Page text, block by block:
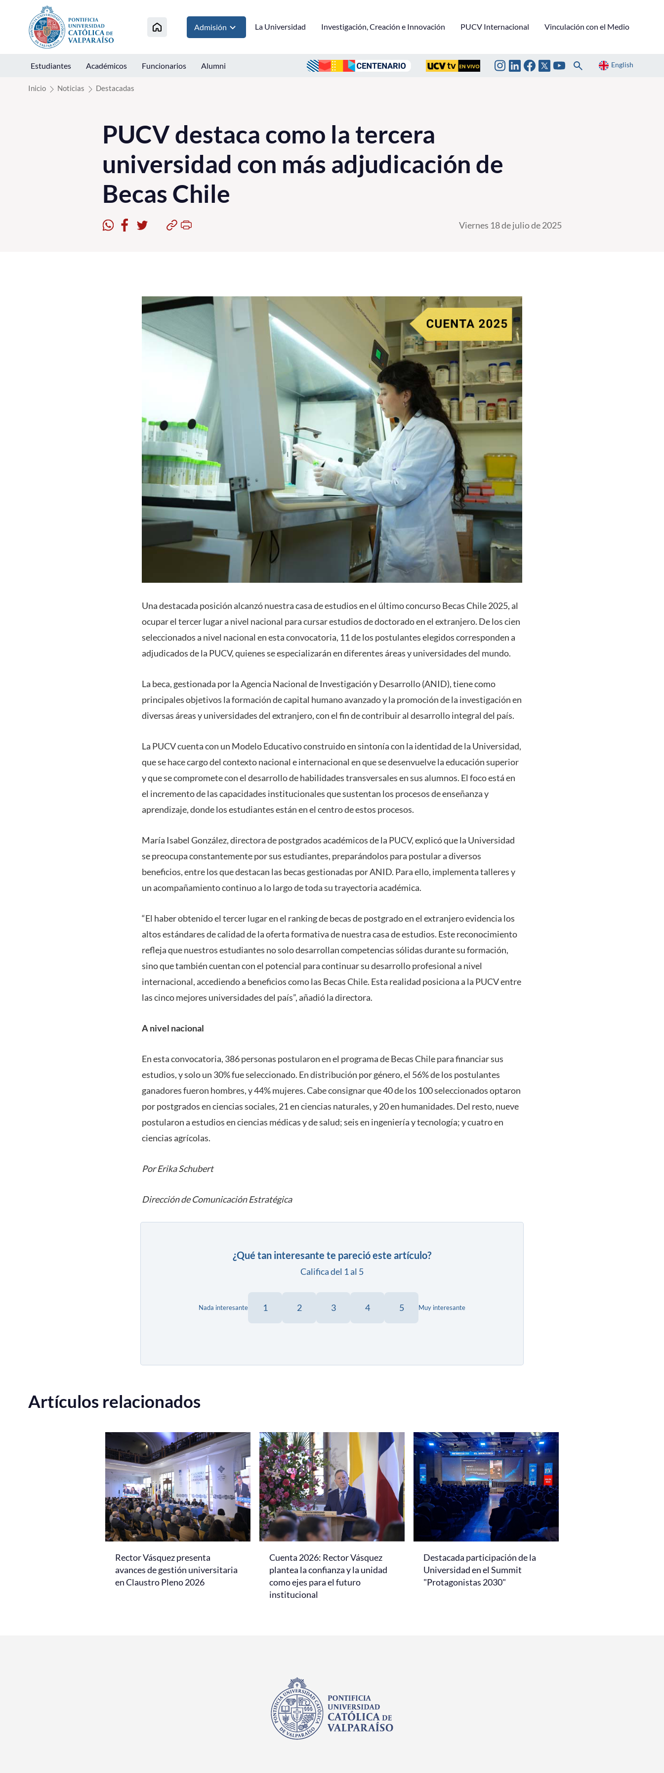
Click acá para ir directamente al contenido
Admisión La Universidad Investigación, Creación e Innovación PUCV Internacional Vinculación con el Medio
Estudiantes Académicos Funcionarios Alumni English
Inicio Noticias Destacadas
PUCV destaca como la tercera
universidad con más adjudicación de
Becas Chile
Viernes 18 de julio de 2025
Una destacada posición alcanzó nuestra casa de estudios en el último concurso Becas Chile 2025, al
ocupar el tercer lugar a nivel nacional para cursar estudios de doctorado en el extranjero. De los cien
seleccionados a nivel nacional en esta convocatoria, 11 de los postulantes elegidos corresponden a
adjudicados de la PUCV, quienes se especializarán en diferentes áreas y universidades del mundo.
La beca, gestionada por la Agencia Nacional de Investigación y Desarrollo (ANID), tiene como
principales objetivos la formación de capital humano avanzado y la promoción de la investigación en
diversas áreas y universidades del extranjero, con el fin de contribuir al desarrollo integral del país.
La PUCV cuenta con un Modelo Educativo construido en sintonía con la identidad de la Universidad,
que se hace cargo del contexto nacional e internacional en que se desenvuelve la educación superior
y que se compromete con el desarrollo de habilidades transversales en sus alumnos. El foco está en
el incremento de las capacidades institucionales que sustentan los procesos de enseñanza y
aprendizaje, donde los estudiantes están en el centro de estos procesos.
María Isabel González, directora de postgrados académicos de la PUCV, explicó que la Universidad
se preocupa constantemente por sus estudiantes, preparándolos para postular a diversos
beneficios, entre los que destacan las becas gestionadas por ANID. Para ello, implementa talleres y
un acompañamiento continuo a lo largo de toda su trayectoria académica.
“El haber obtenido el tercer lugar en el ranking de becas de postgrado en el extranjero evidencia los
altos estándares de calidad de la oferta formativa de nuestra casa de estudios. Este reconocimiento
refleja que nuestros estudiantes no solo desarrollan competencias sólidas durante su formación,
sino que también cuentan con el potencial para continuar su desarrollo profesional a nivel
internacional, accediendo a beneficios como las Becas Chile. Esta realidad posiciona a la PUCV entre
las cinco mejores universidades del país”, añadió la directora.
A nivel nacional
En esta convocatoria, 386 personas postularon en el programa de Becas Chile para financiar sus
estudios, y solo un 30% fue seleccionado. En distribución por género, el 56% de los postulantes
ganadores fueron hombres, y 44% mujeres. Cabe consignar que 40 de los 100 seleccionados optaron
por postgrados en ciencias sociales, 21 en ciencias naturales, y 20 en humanidades. Del resto, nueve
postularon a estudios en ciencias médicas y de salud; seis en ingeniería y tecnología; y cuatro en
ciencias agrícolas.
Por Erika Schubert
Dirección de Comunicación Estratégica
¿Qué tan interesante te pareció este artículo?
Califica del 1 al 5
Nada interesante 1 2 3 4 5 Muy interesante
Artículos relacionados
Rector Vásquez presenta
avances de gestión universitaria
en Claustro Pleno 2026
Cuenta 2026: Rector Vásquez
plantea la confianza y la unidad
como ejes para el futuro
institucional
Destacada participación de la
Universidad en el Summit
"Protagonistas 2030"